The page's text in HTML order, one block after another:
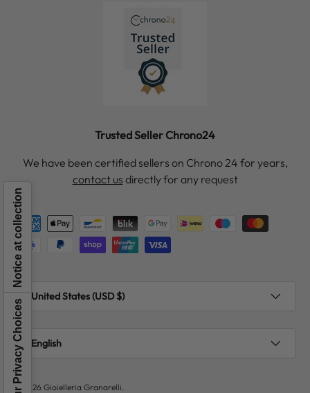
Trusted Seller Chrono24
We have been certified sellers on Chrono 24 for years,
contact us directly for any request
Payment methods accepted
Country/Region
United States (USD $)
Language
English
© 2026 Gioielleria Granarelli.
Your Privacy Choices
Notice at collection